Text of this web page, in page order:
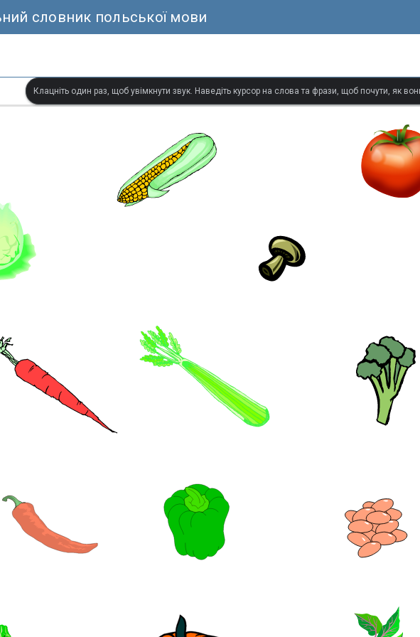
словник польської мови
Клацніть один раз, щоб увімкнути звук. Наведіть курсор на слова та фрази, щоб почути, як